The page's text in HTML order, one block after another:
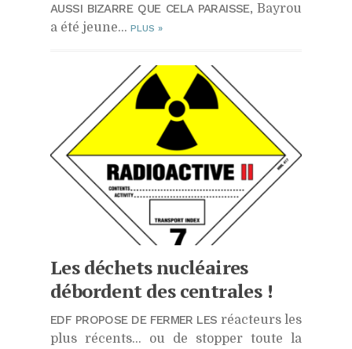
AUSSI BIZARRE QUE CELA PARAISSE, Bayrou
a été jeune… PLUS »
Les déchets nucléaires
débordent des centrales !
EDF PROPOSE DE FERMER LES réacteurs les
plus récents... ou de stopper toute la